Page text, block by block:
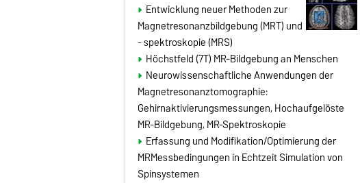
Entwicklung neuer Methoden zur
Magnetresonanzbildgebung (MRT) und
- spektroskopie (MRS)
Höchstfeld (7T) MR-Bildgebung an Menschen
Neurowissenschaftliche Anwendungen der
Magnetresonanztomographie:
Gehirnaktivierungsmessungen, Hochaufgelöste
MR-Bildgebung, MR-Spektroskopie
Erfassung und Modifikation/Optimierung der
MRMessbedingungen in Echtzeit Simulation von
Spinsystemen